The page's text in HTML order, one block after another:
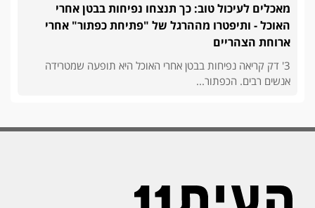
מאכלים לעיכול טוב: כך תנצחו נפיחות בבטן אחרי
האוכל - ותיפטרו מההרגל של "פתיחת כפתור" אחרי
ארוחת הצהריים
3' דק קריאה נפיחות בבטן אחרי האוכל היא תופעה שמטרידה
אנשים רבים. הכפתור...